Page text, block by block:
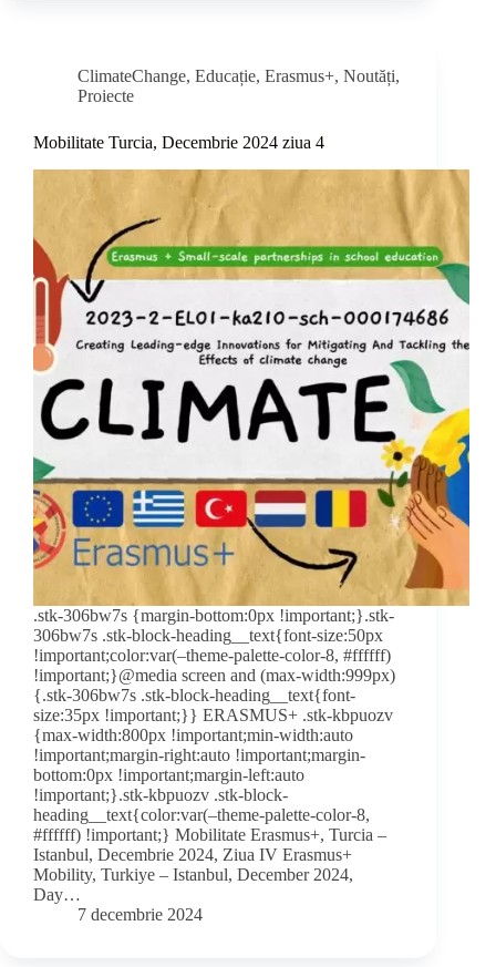
ClimateChange, Educație, Erasmus+, Noutăți,
Proiecte
Mobilitate Turcia, Decembrie 2024 ziua 4
.stk-306bw7s {margin-bottom:0px !important;}.stk-
306bw7s .stk-block-heading__text{font-size:50px
!important;color:var(–theme-palette-color-8, #ffffff)
!important;}@media screen and (max-width:999px)
{.stk-306bw7s .stk-block-heading__text{font-
size:35px !important;}} ERASMUS+ .stk-kbpuozv
{max-width:800px !important;min-width:auto
!important;margin-right:auto !important;margin-
bottom:0px !important;margin-left:auto
!important;}.stk-kbpuozv .stk-block-
heading__text{color:var(–theme-palette-color-8,
#ffffff) !important;} Mobilitate Erasmus+, Turcia –
Istanbul, Decembrie 2024, Ziua IV Erasmus+
Mobility, Turkiye – Istanbul, December 2024,
Day…
7 decembrie 2024